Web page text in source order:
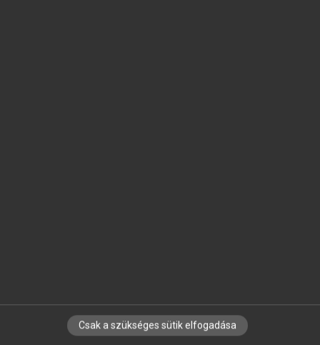
IRATKOZZ FEL HÍRLEVELÜNKRE!
Csak a szükséges sütik elfogadása